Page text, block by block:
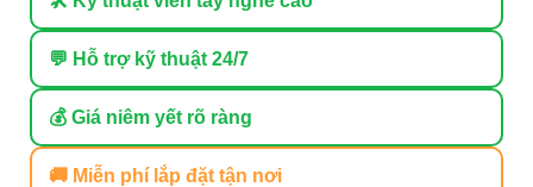
💬 Hỗ trợ kỹ thuật 24/7
💰 Giá niêm yết rõ ràng
🚚 Miễn phí lắp đặt tận nơi